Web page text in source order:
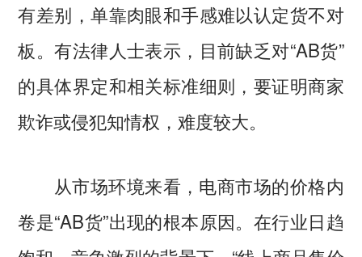
有差别，单靠肉眼和手感难以认定货不对
板。有法律人士表示，目前缺乏对“AB货”
的具体界定和相关标准细则，要证明商家
欺诈或侵犯知情权，难度较大。
从市场环境来看，电商市场的价格内
卷是“AB货”出现的根本原因。在行业日趋